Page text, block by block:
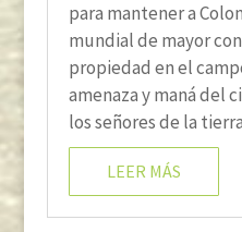
para mantener a
mundial de mayor
propiedad en el
amenaza y maná del
los señores de la
LEER MÁS